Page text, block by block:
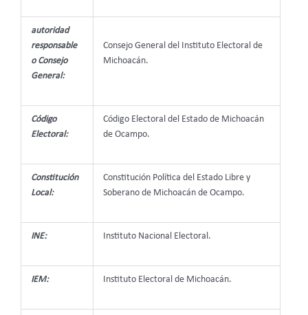
autoridad
responsable
o Consejo
General:
Consejo General del Instituto Electoral de
Michoacán.
Código
Electoral:
Código Electoral del Estado de Michoacán
de Ocampo.
Constitución
Local:
Constitución Política del Estado Libre y
Soberano de Michoacán de Ocampo.
INE: Instituto Nacional Electoral.
IEM: Instituto Electoral de Michoacán.